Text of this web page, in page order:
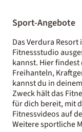
Sport-Angebote
Das Verdura
Fitnessstudio
kannst. Hier
Freihanteln,
kannst du in
Zweck hält das
für dich bereit, mit
Fitnessvideos auf
Weitere sportliche